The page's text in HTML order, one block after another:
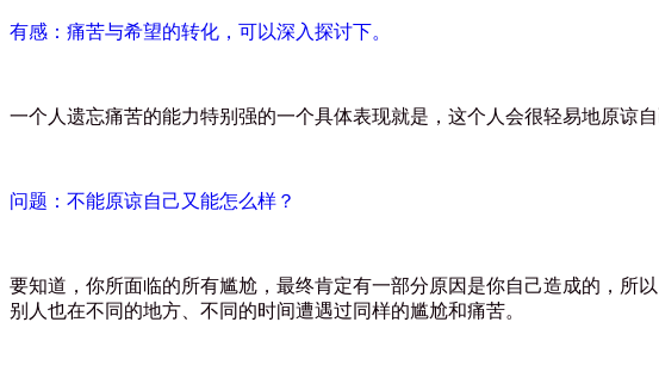
有感：痛苦与希望的转化，可以深入探讨下。
一个人遗忘痛苦的能力特别强的一个具体表现就是，这个人会很轻易地原谅自
问题：不能原谅自己又能怎么样？
要知道，你所面临的所有尴尬，最终肯定有一部分原因是你自己造成的，所
别人也在不同的地方、不同的时间遭遇过同样的尴尬和痛苦。